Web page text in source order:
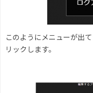
このようにメニューが出
リックします。